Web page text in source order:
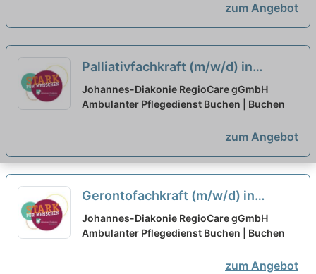
zum Angebot
Palliativfachkraft (m/w/d) in
Teilzeit – Bei uns startet Deine
Karriere! neu
Johannes-Diakonie RegioCare gGmbH
Ambulanter Pflegedienst Buchen | Buchen
zum Angebot
Gerontofachkraft (m/w/d) in
Teilzeit – Bei uns startet Deine
Karriere! neu
Johannes-Diakonie RegioCare gGmbH
Ambulanter Pflegedienst Buchen | Buchen
zum Angebot